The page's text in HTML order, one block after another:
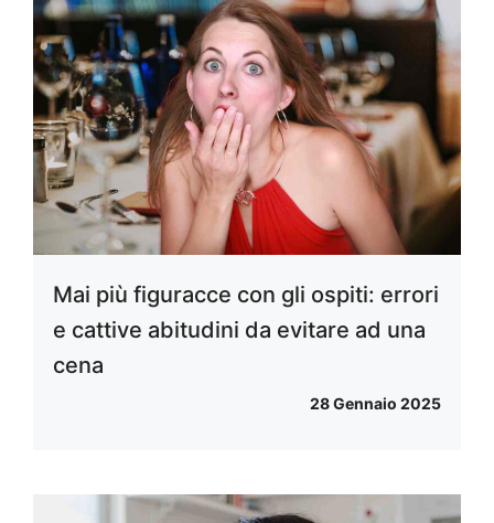
Mai più figuracce con gli ospiti: errori
e cattive abitudini da evitare ad una
cena
28 Gennaio 2025